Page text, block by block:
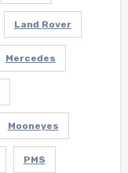
Land Rover
Mercedes
Mooneyes
PMS